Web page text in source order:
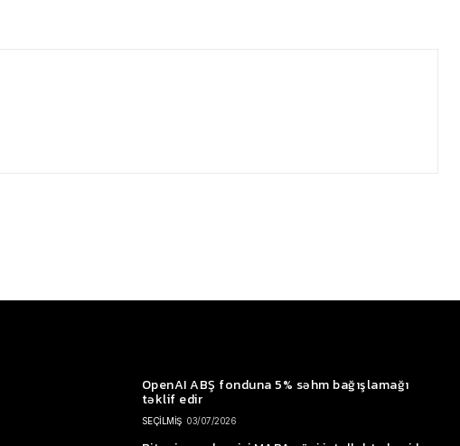
OpenAI ABŞ fonduna 5% səhm bağışlamağı
təklif edir
SEÇİLMİŞ 03/07/2026